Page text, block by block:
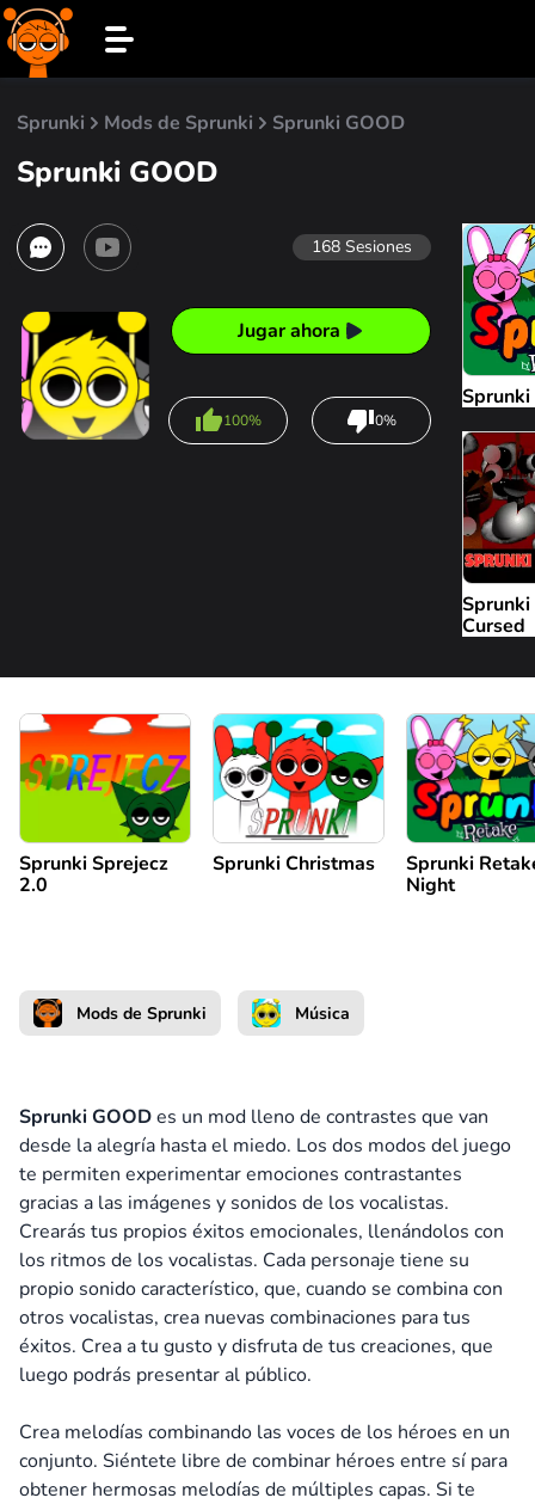
Sprunki Mods de Sprunki Sprunki GOOD
Sprunki GOOD
168 Sesiones
Jugar ahora
100% 0%
Sprunki
Cursed
Sprunki Sprejecz
2.0
Sprunki Christmas
Sprunki
Night
Mods de Sprunki Música
Sprunki GOODes un mod lleno de contrastes que van
desde la alegría hasta el miedo. Los dos modos del juego
te permiten experimentar emociones contrastantes
gracias a las imágenes y sonidos de los vocalistas.
Crearás tus propios éxitos emocionales, llenándolos con
los ritmos de los vocalistas. Cada personaje tiene su
propio sonido característico, que, cuando se combina con
otros vocalistas, crea nuevas combinaciones para tus
éxitos. Crea a tu gusto y disfruta de tus creaciones, que
luego podrás presentar al público.
Crea melodías combinando las voces de los héroes en un
conjunto. Siéntete libre de combinar héroes entre sí para
obtener hermosas melodías de múltiples capas. Si te